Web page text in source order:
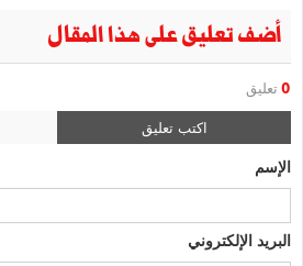
أضف تعليق على هذا المقال
0 تعليق
اكتب تعليق
الإسم
البريد الإلكتروني